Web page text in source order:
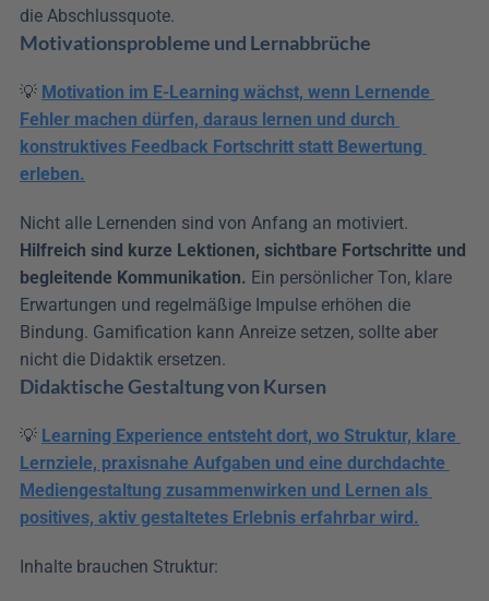
die Abschlussquote.
Motivationsprobleme und Lernabbrüche
💡 Motivation im E-Learning wächst, wenn Lernende
Fehler machen dürfen, daraus lernen und durch
konstruktives Feedback Fortschritt statt Bewertung
erleben.
Hilfreich sind kurze Lektionen, sichtbare Fortschritte und
begleitende Kommunikation. Ein persönlicher Ton, klare
Erwartungen und regelmäßige Impulse erhöhen die
Bindung. Gamification kann Anreize setzen, sollte aber
nicht die Didaktik ersetzen.
Didaktische Gestaltung von Kursen
💡 Learning Experience entsteht dort, wo Struktur, klare
Lernziele, praxisnahe Aufgaben und eine durchdachte
Mediengestaltung zusammenwirken und Lernen als
positives, aktiv gestaltetes Erlebnis erfahrbar wird.
Inhalte brauchen Struktur: